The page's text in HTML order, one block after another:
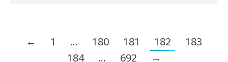
← 1 … 180 181 182
183
184
… 692 →